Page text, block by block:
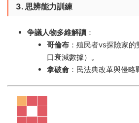
3. 思辨能力訓練
争議人物多維解讀 ​：
哥倫布 ：殖民者vs探險家
口衰減數據）。
拿破侖 ：民法典改革與侵略